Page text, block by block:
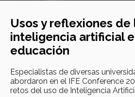
Usos y reflexiones de
inteligencia artificial
educación
Especialistas de diversas
abordaron en el IFE Conference
retos del uso de Inteligencia